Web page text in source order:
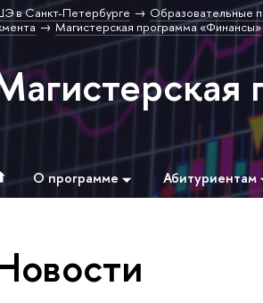
в Санкт-Петербурге
Образовательные
Магистерская программа «Финансы»
О программе Абитуриентам